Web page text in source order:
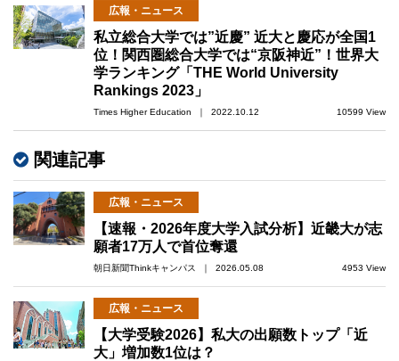
広報・ニュース
私立総合大学では”近慶” 近大と慶応が全国1
位！関西圏総合大学では“京阪神近”！世界大
学ランキング「THE World University
Rankings 2023」
Times Higher Education ｜ 2022.10.12 10599 View
関連記事
広報・ニュース
【速報・2026年度大学入試分析】近畿大が志
願者17万人で首位奪還
朝日新聞Thinkキャンパス ｜ 2026.05.08 4953 View
広報・ニュース
【大学受験2026】私大の出願数トップ「近
大」増加数1位は？